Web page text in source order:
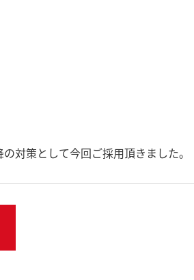
対策として今回ご採用頂きました。